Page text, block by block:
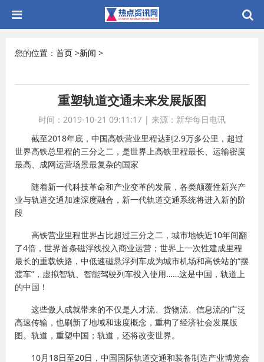
您的位置： 首页 >新闻 >
重塑轨道交通未来发展版图
时间：2019-10-21 09:11:17 | 来源：新华每日电讯
截至2018年底，中国高铁营业里程达到2.9万多公里，超过
世界高铁总里程的三分之二，是世界上高铁里程最长、运输密度
最高、成网运营场景最复杂的国家
随着新一代科技革命和产业变革的发展，各类颠覆性新兴产
业与轨道交通加速深度融合，新一代轨道交通系统将进入新的阶
段
高铁营业里程世界占比超过三分之二，城市地铁近10年间翻
了4倍，世界首条磁浮线投入商业运营；世界上一次性建成里程
最长的重载铁路，中低速磁悬浮列车成为城市机场和高铁站的“摆
渡车”，虚拟智轨、智能驾驶列车投入使用……这是中国，轨道上
的中国！
这些傲人成就带来的不仅是人才流、货物流、信息流的广泛
高速传输，也刷新了地域和速度概念，重构了经济社会发展版
图。轨道，重塑中国；轨道，还将改变世界。
10月18日至20日，中国国际轨道交通和装备制造产业博览会